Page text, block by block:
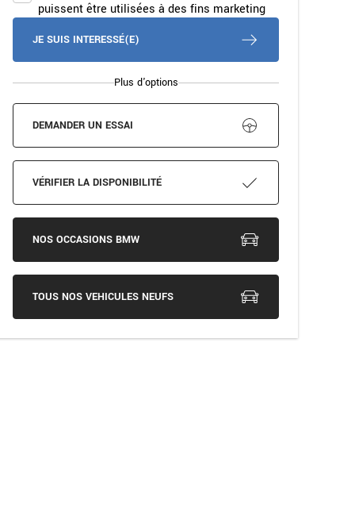
puissent être utilisées à des fins marketing
JE SUIS INTERESSÉ(E)
Plus d'options
DEMANDER UN ESSAI
VÉRIFIER LA DISPONIBILITÉ
NOS OCCASIONS BMW
TOUS NOS VEHICULES NEUFS